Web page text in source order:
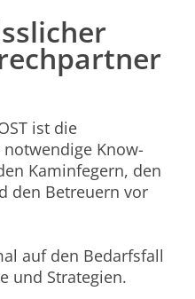
ist die
Know-
Kaminfegern, den
den Betreuern vor
auf den Bedarfsfall
und Strategien.